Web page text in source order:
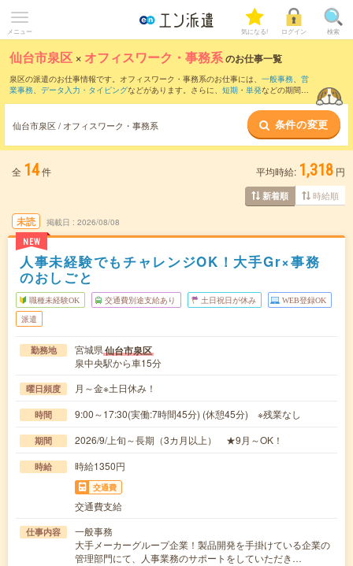
メニュー 気になる! ログイン 検索
仙台市泉区 × オフィスワーク・事務系のお仕事一覧
泉区の派遣のお仕事情報です。オフィスワーク・事務系のお仕事には、 一般事務、 営
業事務、 データ入力・タイピングなどがあります。さらに、 短期 ・ 単発などの期間
仙台市泉区 / オフィスワーク・事務系 条件の変更
全 14件 平均時給: 1,318 円
新着順 時給順
未読
NEW
掲載日 2026/08/08
人事未経験でもチャレンジOK！大手Gr×事務
のおしごと
職種未経験OK 交通費別途支給あり 土日祝日が休み WEB登録OK
派遣
勤務地 宮城県仙台市泉区
泉中央駅から車15分
曜日頻度 月～金※土日休み！
時間 9:00～17:30(実働:7時間45分) (休憩45分) ※残業なし
期間 2026/9/上旬～長期（3カ月以上） ★9月～OK！
時給 時給1350円
交通費
交通費支給
仕事内容
一般事務
大手メーカーグループ企業！製品開発を手掛けている企業の
管理部門にて、人事業務のサポートをしていただき…